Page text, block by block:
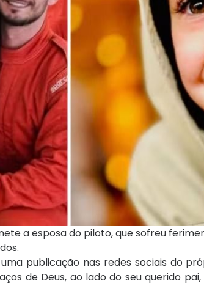
a esposa do piloto, que sofreu
publicação nas redes sociais do
de Deus, ao lado do seu querido